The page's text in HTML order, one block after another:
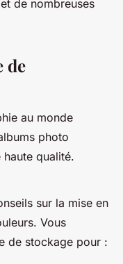
de nombreuses
de
au monde
photo
haute qualité.
sur la mise en
Vous
de stockage pour :